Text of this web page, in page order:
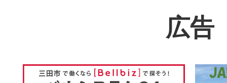
広告